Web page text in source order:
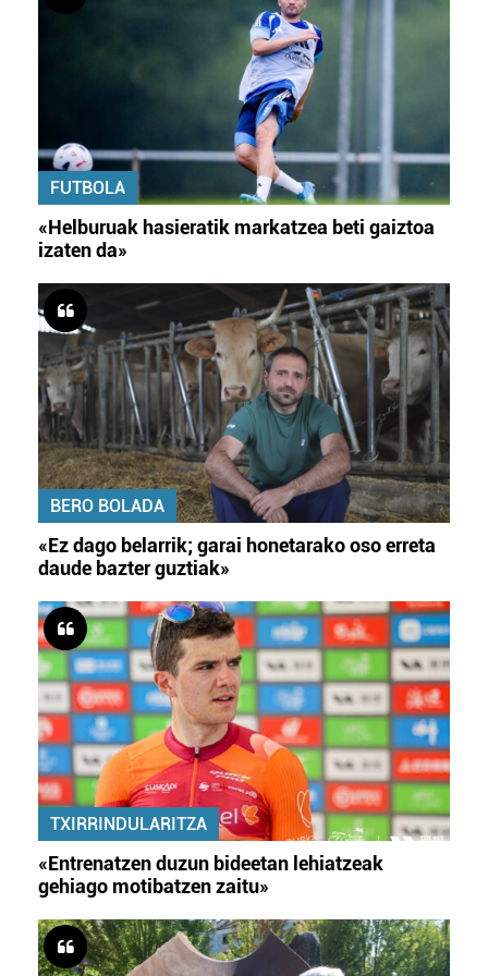
FUTBOLA
«Helburuak hasieratik markatzea beti gaiztoa
izaten da»
BERO BOLADA
«Ez dago belarrik; garai honetarako oso erreta
daude bazter guztiak»
TXIRRINDULARITZA
«Entrenatzen duzun bideetan lehiatzeak
gehiago motibatzen zaitu»